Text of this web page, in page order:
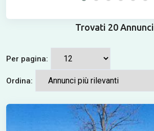
Trovati 20 Annunci
Per pagina:
Ordina: